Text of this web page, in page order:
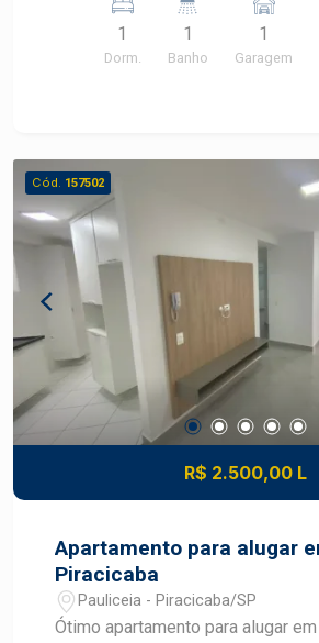
que otimizam os espaços e ar-
proporcionando maior conforto
moderno, pronto para morar. Construa seu futuro
1
Dorm.
1
Banho
1
Garagem
Cód. 157502
R$ 2.500,00 L
Apartamento para alugar
Piracicaba
Pauliceia - Piracicaba/SP
Ótimo apartamento para alugar